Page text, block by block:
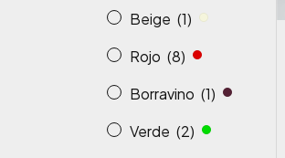
Beige (1)
Rojo (8)
Borravino (1)
Verde (2)